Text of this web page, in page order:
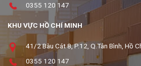
0355 120 147
KHU VỰC HỒ CHÍ MINH
41/2 Bàu Cát 8, P.12, Q.Tân Bình, Hồ
0355 120 147